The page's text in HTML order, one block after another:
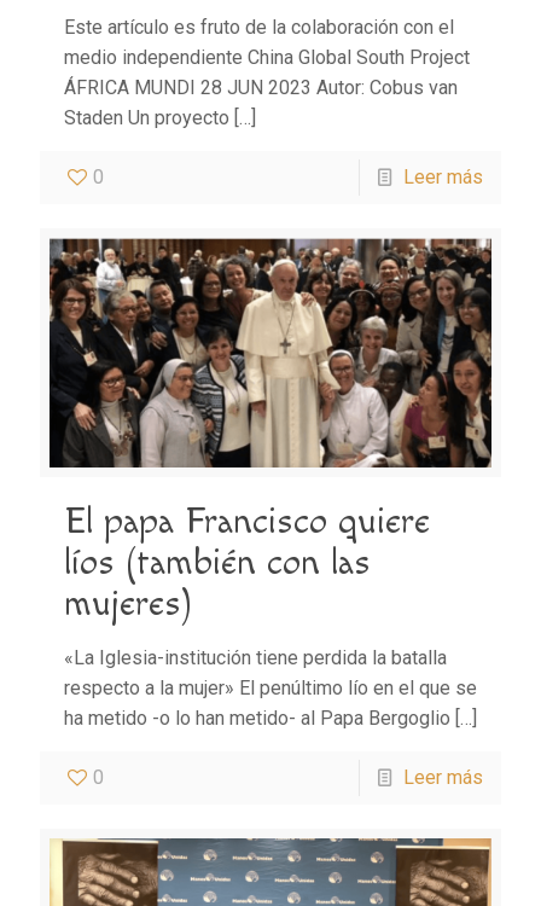
Este artículo es fruto de la colaboración con el
medio independiente China Global South Project
ÁFRICA MUNDI 28 JUN 2023 Autor: Cobus van
Staden Un proyecto […]
0 Leer más
El papa Francisco quiere
líos (también con las
mujeres)
«La Iglesia-institución tiene perdida la batalla
respecto a la mujer» El penúltimo lío en el que se
ha metido -o lo han metido- al Papa Bergoglio […]
0 Leer más